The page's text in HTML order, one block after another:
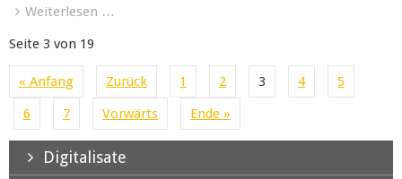
Weiterlesen …
Seite 3 von 19
« Anfang Zurück 1 2 3 4
5
6
7 Vorwärts Ende »
Digitalisate